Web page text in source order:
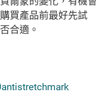
買產品前最好先試
合適。